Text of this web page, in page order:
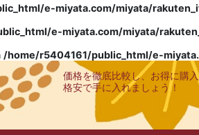
e-miyata.com/miyata/
e-miyata.com/miyata/
/home/r5404161/public_html/e-
価格を徹底比較し、お得に購
格安で手に入れましょう！